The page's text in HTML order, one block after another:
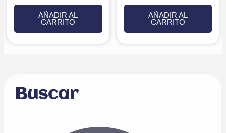
Buscar
AÑADIR AL
CARRITO
AÑADIR AL
CARRITO